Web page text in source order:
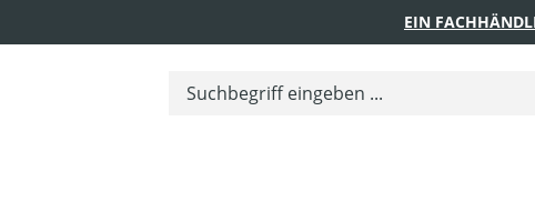
EIN